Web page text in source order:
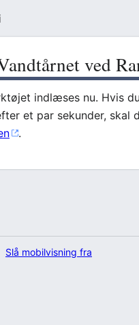
ved
indlæses nu. Hvis
et par sekunder, skal
.
Slå mobilvisning fra